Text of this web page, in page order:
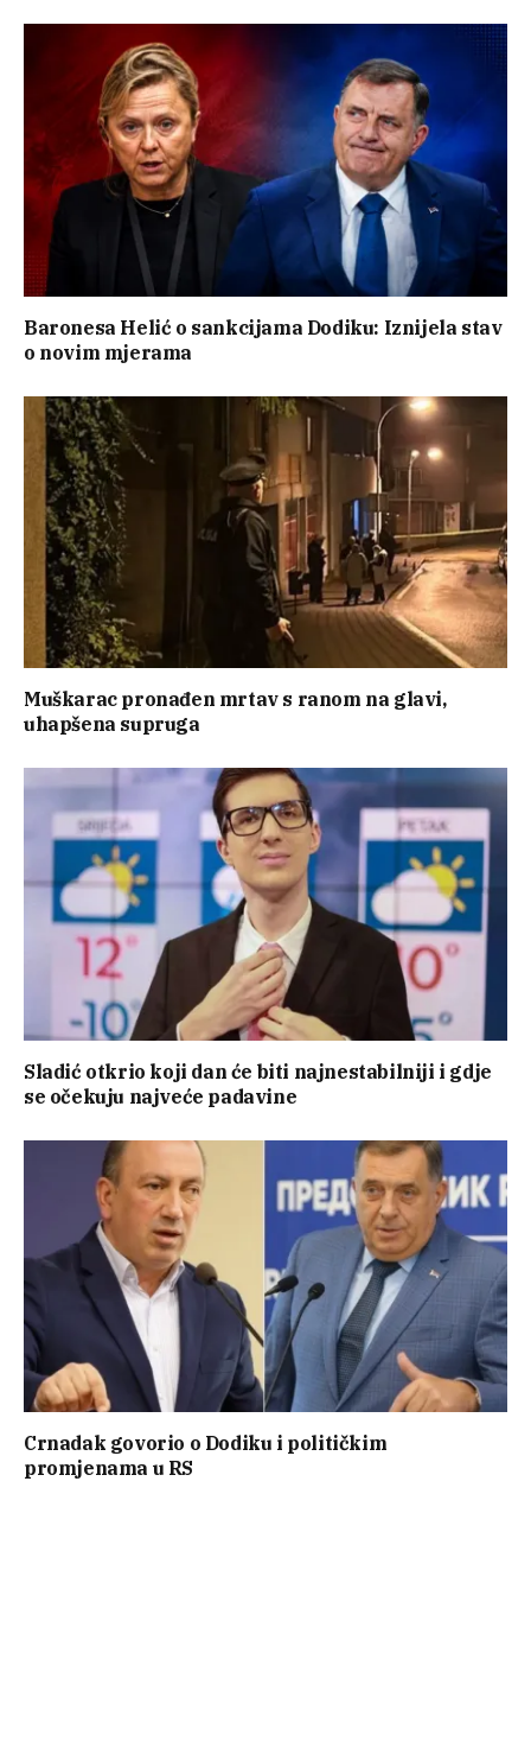
Baronesa Helić o sankcijama Dodiku: Iznijela stav
o novim mjerama
Muškarac pronađen mrtav s ranom na glavi,
uhapšena supruga
Sladić otkrio koji dan će biti najnestabilniji i gdje
se očekuju najveće padavine
Crnadak govorio o Dodiku i političkim
promjenama u RS